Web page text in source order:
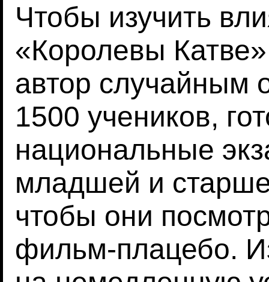
Чтобы изучить
«Королевы
автор случайным
1500 учеников,
национальные
младшей и
чтобы они
фильм-плацебо.